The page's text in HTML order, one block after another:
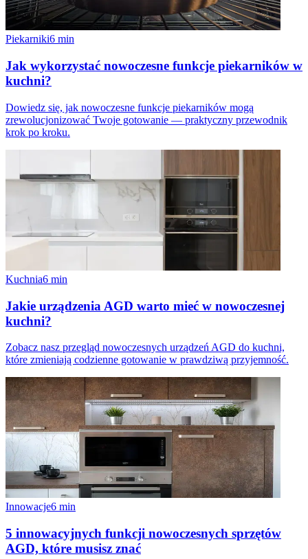
Piekarniki6 min
Jak wykorzystać nowoczesne funkcje piekarników w
kuchni?
Dowiedz się, jak nowoczesne funkcje piekarników mogą
zrewolucjonizować Twoje gotowanie — praktyczny przewodnik
krok po kroku.
Kuchnia6 min
Jakie urządzenia AGD warto mieć w nowoczesnej
kuchni?
Zobacz nasz przegląd nowoczesnych urządzeń AGD do kuchni,
które zmieniają codzienne gotowanie w prawdziwą przyjemność.
Innowacje6 min
5 innowacyjnych funkcji nowoczesnych sprzętów
AGD, które musisz znać